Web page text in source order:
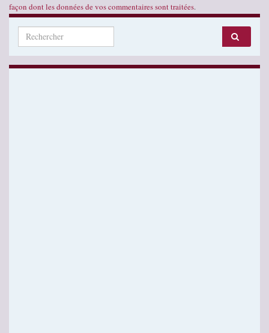
façon dont les données de vos commentaires sont traitées.
Search for: